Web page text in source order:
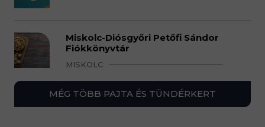
Miskolc-Diósgyőri Petőfi Sándor
Fiókkönyvtár
MISKOLC
MÉG TÖBB PAJTA ÉS TÜNDÉRKERT